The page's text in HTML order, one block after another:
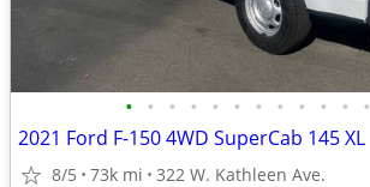
• • • • • • • • • • • •
2021 Ford F-150 4WD SuperCab 145 XL
8/5 73k mi 322 W. Kathleen Ave.